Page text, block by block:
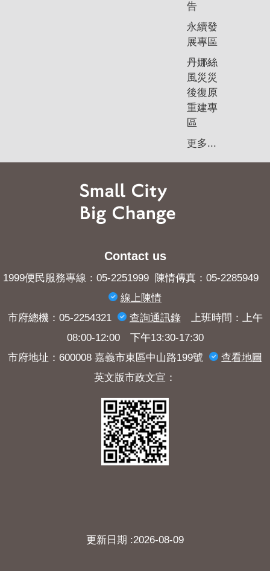
告
永續發
展專區
丹娜絲
風災災
後復原
重建專
區
更多...
Contact us
1999便民服務專線：05-2251999 陳情傳真：05-2285949
線上陳情
市府總機：05-2254321
查詢​通訊錄上班時間：上午
08:00-12:00 下午13:30-17:30
市府地址：600008 嘉義市東區中山路199號
查看地圖
英文版市政文宣：
更新日期 2026-08-09